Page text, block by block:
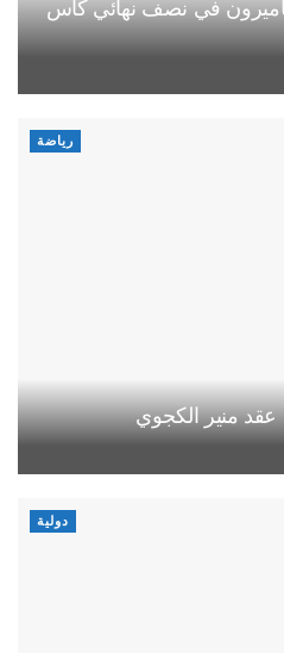
في نصف نهائي كأس
رياضة
منير الكجوي
دولية